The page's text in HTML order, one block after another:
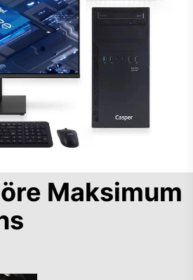
Maksimum